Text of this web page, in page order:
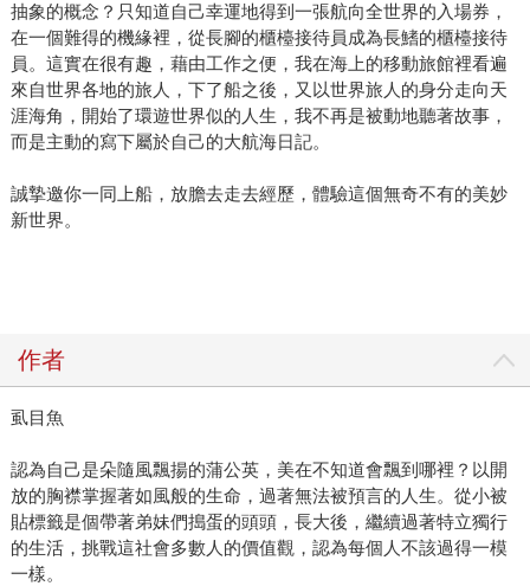
抽象的概念？只知道自己幸運地得到一張航向全世界的入場券，
在一個難得的機緣裡，從長腳的櫃檯接待員成為長鰭的櫃檯接待
員。這實在很有趣，藉由工作之便，我在海上的移動旅館裡看遍
來自世界各地的旅人，下了船之後，又以世界旅人的身分走向天
涯海角，開始了環遊世界似的人生，我不再是被動地聽著故事，
而是主動的寫下屬於自己的大航海日記。
誠摯邀你一同上船，放膽去走去經歷，體驗這個無奇不有的美妙
新世界。
作者
虱目魚
認為自己是朵隨風飄揚的蒲公英，美在不知道會飄到哪裡？以開
放的胸襟掌握著如風般的生命，過著無法被預言的人生。從小被
貼標籤是個帶著弟妹們搗蛋的頭頭，長大後，繼續過著特立獨行
的生活，挑戰這社會多數人的價值觀，認為每個人不該過得一模
一樣。